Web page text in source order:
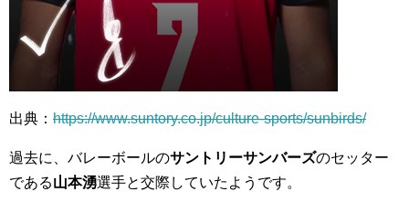
出典： https://www.suntory.co.jp/culture-sports/sunbirds/
過去に、バレーボールのサントリーサンバーズのセッター
である山本湧選手と交際していたようです。